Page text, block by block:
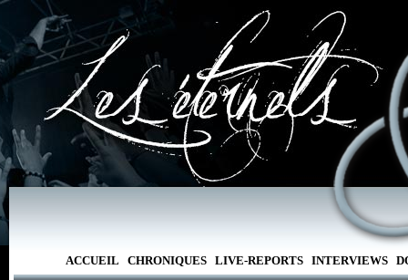
ACCUEIL CHRONIQUES LIVE-REPORTS INTERVIEWS